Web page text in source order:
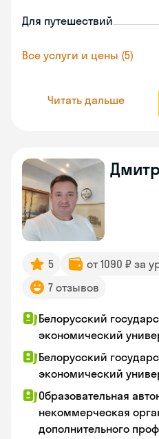
Для путешествий
Все услуги и цены (5)
Читать дальше
5 от 1090 ₽ за
7 отзывов
Белорусский
экономический
Белорусский
экономический
Образовательная
некоммерческая
дополнительного